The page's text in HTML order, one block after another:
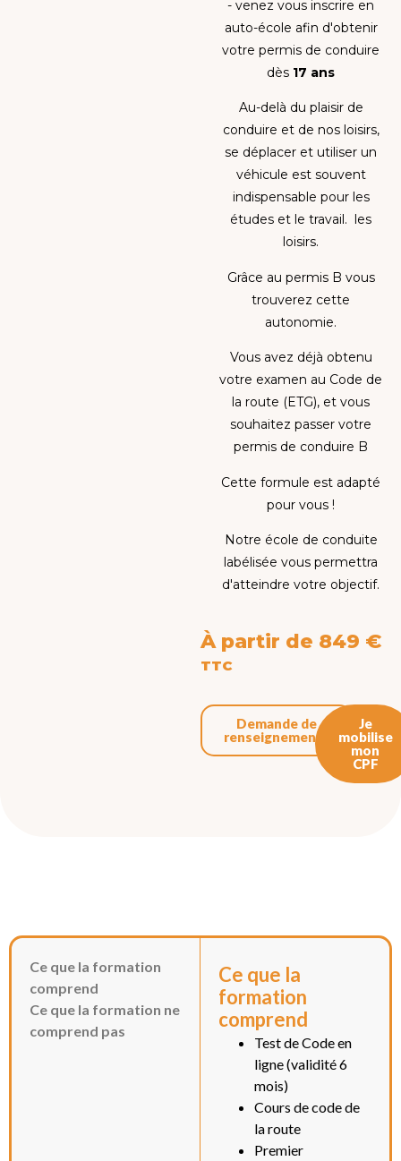
- venez vous inscrire en
auto-école afin d'obtenir
votre permis de conduire
dès 17 ans
Au-delà du plaisir de
conduire et de nos loisirs,
se déplacer et utiliser un
véhicule est souvent
indispensable pour les
études et le travail. les
loisirs.
Grâce au permis B vous
trouverez cette
autonomie.
Vous avez déjà obtenu
votre examen au Code de
la route (ETG), et vous
souhaitez passer votre
permis de conduire B
Cette formule est adapté
pour vous !
Notre école de conduite
labélisée vous permettra
d'atteindre votre objectif.
À partir de 849 €
TTC
Demande de
renseignements
Je
mobilise
mon
CPF
Ce que la formation
comprend
Ce que la formation ne
comprend pas
Ce que la
formation
comprend
Test de Code en
ligne (validité 6
mois)
Cours de code de
la route
Premier